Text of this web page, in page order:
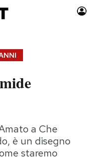
Storie/Idee
Boomer!
a Che
è un disegno
staremo